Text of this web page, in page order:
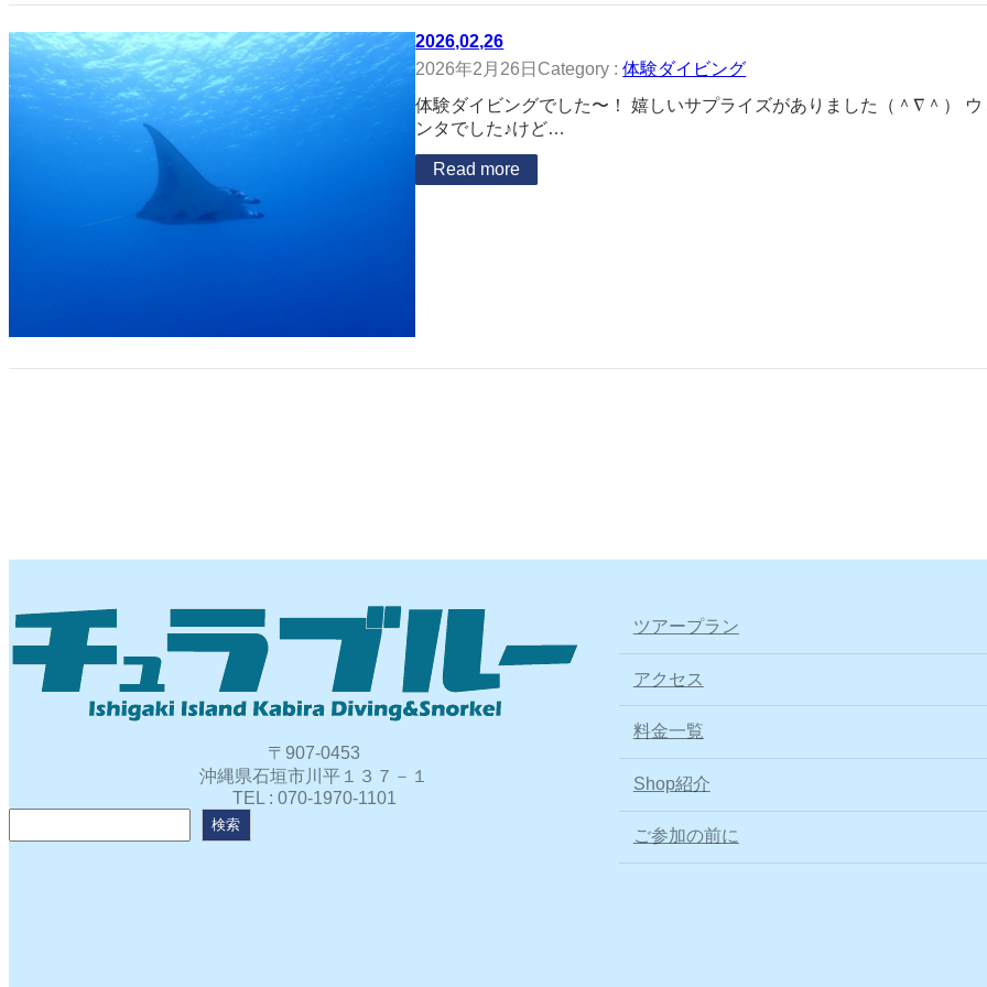
2026,02,26
2026年2月26日 Category :体験ダイビング
体験ダイビングでした〜！ 嬉しいサプライズがありました（＾∇＾）
ンタでした♪けど…
Read more
〒907-0453
沖縄県石垣市川平１３７－１
TEL : 070-1970-1101
索
検索
ツアープラン
アクセス
料金一覧
Shop紹介
ご参加の前に